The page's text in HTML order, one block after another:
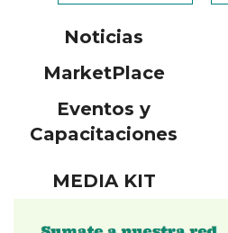
Noticias
MarketPlace
Eventos y
Capacitaciones
MEDIA KIT